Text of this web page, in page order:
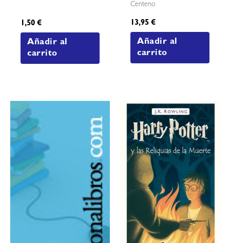
1,50€
Añadir al
carrito
Centeno
13,95€
Añadir al
carrito